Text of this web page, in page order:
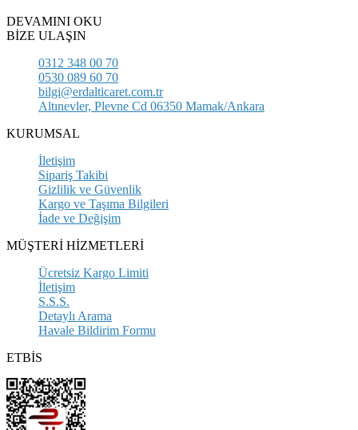
DEVAMINI OKU
BİZE ULAŞIN
0312 348 00 70
0530 089 60 70
bilgi@erdalticaret.com.tr
Altınevler, Plevne Cd 06350 Mamak/Ankara
KURUMSAL
İletişim
Sipariş Takibi
Gizlilik ve Güvenlik
Kargo ve Taşıma Bilgileri
İade ve Değişim
MÜŞTERİ HİZMETLERİ
Ücretsiz Kargo Limiti
İletişim
S.S.S.
Detaylı Arama
Havale Bildirim Formu
ETBİS